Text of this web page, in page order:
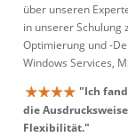
über unseren
in unserer Schulung
Optimierung und -
Windows Services,
"Ich
die
Flexibilität."